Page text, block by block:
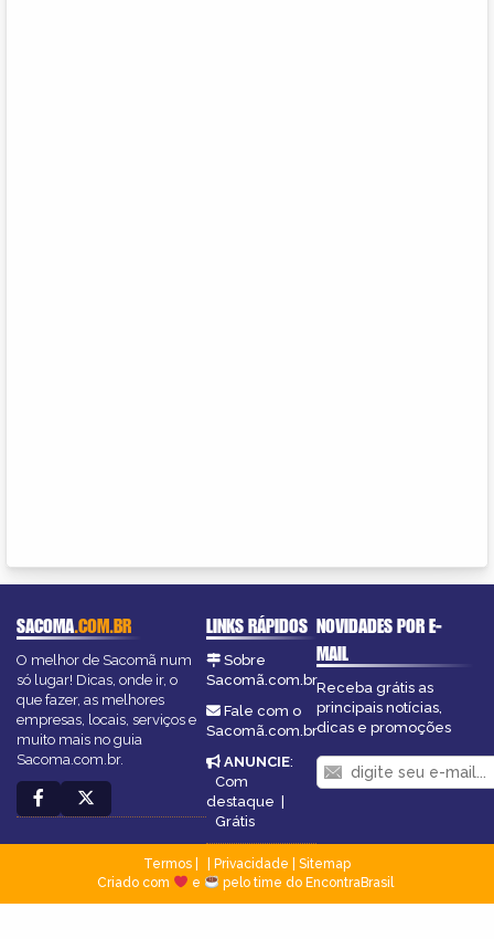
SACOMA.COM.BR
O melhor de Sacomã num
só lugar! Dicas, onde ir, o
que fazer, as melhores
empresas, locais, serviços e
muito mais no guia
Sacoma.com.br.
LINKS RÁPIDOS
Sobre
Sacomã.com.br
Fale com o
Sacomã.com.br
ANUNCIE:
Com
destaque
Grátis
NOVIDADES POR E-
MAIL
Receba grátis as
principais notícias,
dicas e promoções
Termos Privacidade
Sitemap
Criado com
e pelo time do EncontraBrasil